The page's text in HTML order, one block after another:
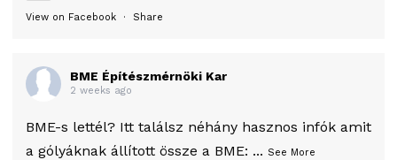
View on Facebook · Share
BME Építészmérnöki Kar
2 weeks ago
BME-s lettél? Itt találsz néhány hasznos infók amit
a gólyáknak állított össze a BME: ... See More